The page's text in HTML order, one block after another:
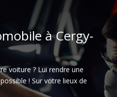
à Cergy-
voiture ? Lui rendre une
! Sur votre lieux de